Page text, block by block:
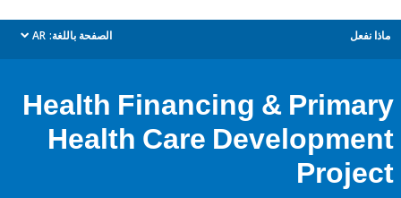
الصفحة باللغة: AR
dropdown
Health Financing &
Health Care